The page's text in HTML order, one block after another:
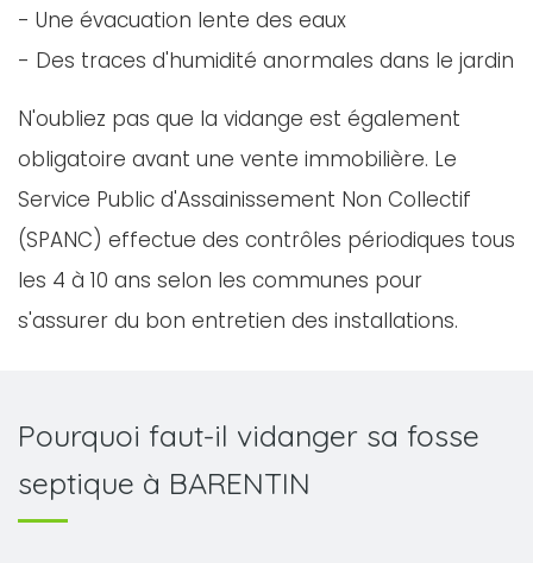
- Une évacuation lente des eaux
- Des traces d'humidité anormales dans le jardin
N'oubliez pas que la vidange est également
obligatoire avant une vente immobilière. Le
Service Public d'Assainissement Non Collectif
(SPANC) effectue des contrôles périodiques tous
les 4 à 10 ans selon les communes pour
s'assurer du bon entretien des installations.
Pourquoi faut-il vidanger sa fosse
septique à BARENTIN